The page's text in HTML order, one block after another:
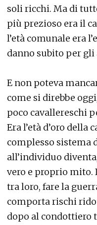
soli ricchi. Ma di
più prezioso era il
l’età comunale era
danno subito per
E non poteva
come si direbbe
poco cavallereschi
Era l’età d’oro della
complesso sistema
all’individuo
vero e proprio mito.
tra loro, fare la
comporta rischi
dopo al condottiero